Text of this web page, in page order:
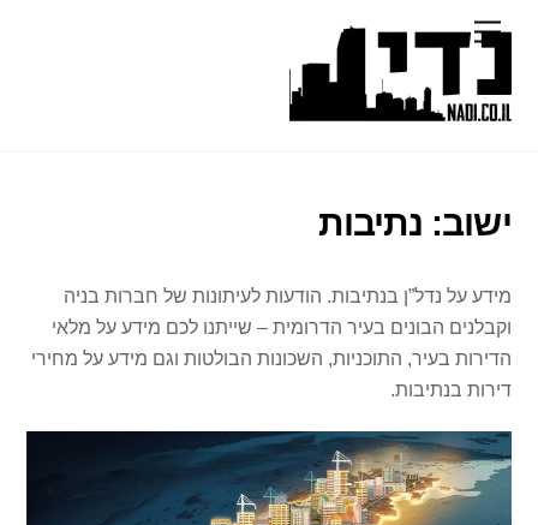
content
Menu
ישוב: נתיבות
מידע על נדל”ן בנתיבות. הודעות לעיתונות של חברות בניה
וקבלנים הבונים בעיר הדרומית – שייתנו לכם מידע על מלאי
הדירות בעיר, התוכניות, השכונות הבולטות וגם מידע על מחירי
דירות בנתיבות.